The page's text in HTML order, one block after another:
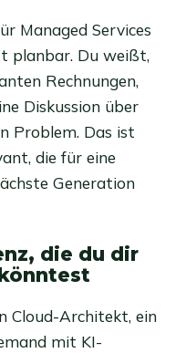
Managed Services
planbar. Du weißt,
Rechnungen,
Diskussion über
Problem. Das ist
die für eine
Generation
die du dir
Cloud-Architekt, ein
mit KI-